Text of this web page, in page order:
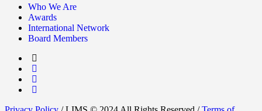
Who We Are
Awards
International Network
Board Members